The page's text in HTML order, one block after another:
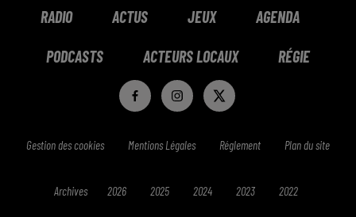
RADIO ACTUS JEUX AGENDA
PODCASTS ACTEURS LOCAUX RÉGIE
Gestion des cookies Mentions Légales Réglement Plan du site
Archives 2026 2025 2024 2023 2022